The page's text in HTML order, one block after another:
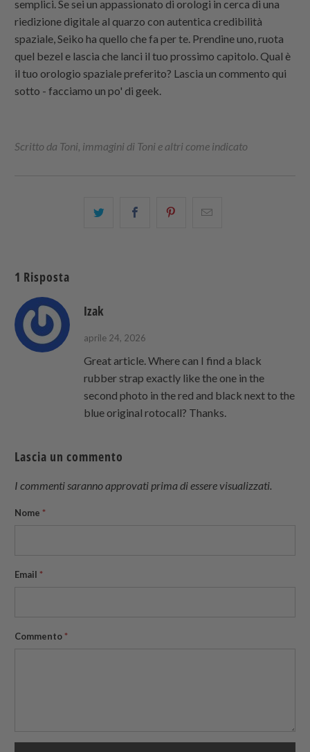
semplici. Se sei un appassionato di orologi in cerca di una
riedizione digitale al quarzo con autentica credibilità
spaziale, Seiko ha quello che fa per te. Prendine uno, ruota
quel bezel e lascia che lanci il tuo prossimo capitolo. Qual è
il tuo orologio spaziale preferito? Lascia un commento qui
sotto - facciamo un po' di geek.
Scritto da Toni, immagini di Toni e altri come indicato
Condividi Share
Condividi
1 Risposta
Izak
aprile 24, 2026
Great article. Where can I find a black
rubber strap exactly like the one in the
second photo in the red and black next to the
blue original rotocall? Thanks.
Lascia un commento
I commenti saranno approvati prima di essere visualizzati.
Nome *
Email *
Commento *